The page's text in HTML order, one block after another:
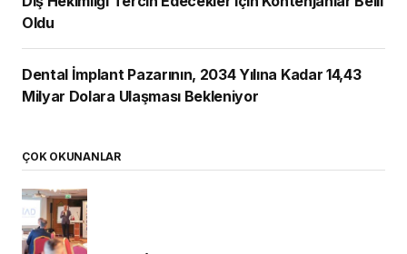
Oldu
Dental İmplant Pazarının, 2034 Yılına Kadar 14,43
Milyar Dolara Ulaşması Bekleniyor
ÇOK OKUNANLAR